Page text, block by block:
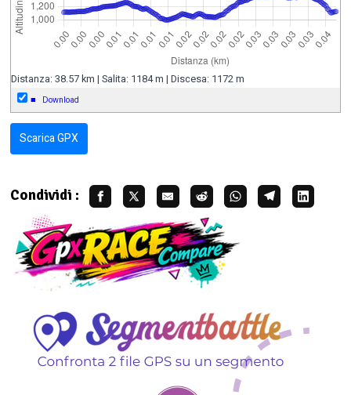
Distanza: 38.57 km | Salita: 1184 m | Discesa: 1172 m
■ Download
Scarica GPX
Condividi :